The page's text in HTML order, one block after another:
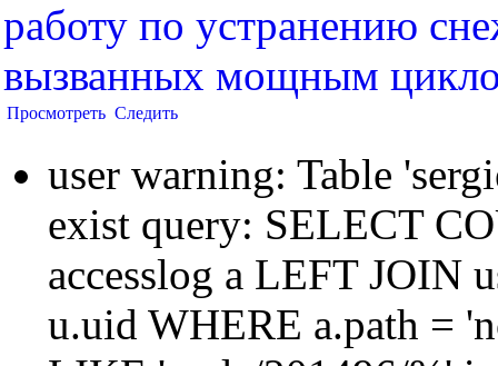
работу по устранению
вызванных мощным
Просмотреть Следить
user warning: Table
exist query: SELECT
accesslog a LEFT JOIN
u.uid WHERE a.path =